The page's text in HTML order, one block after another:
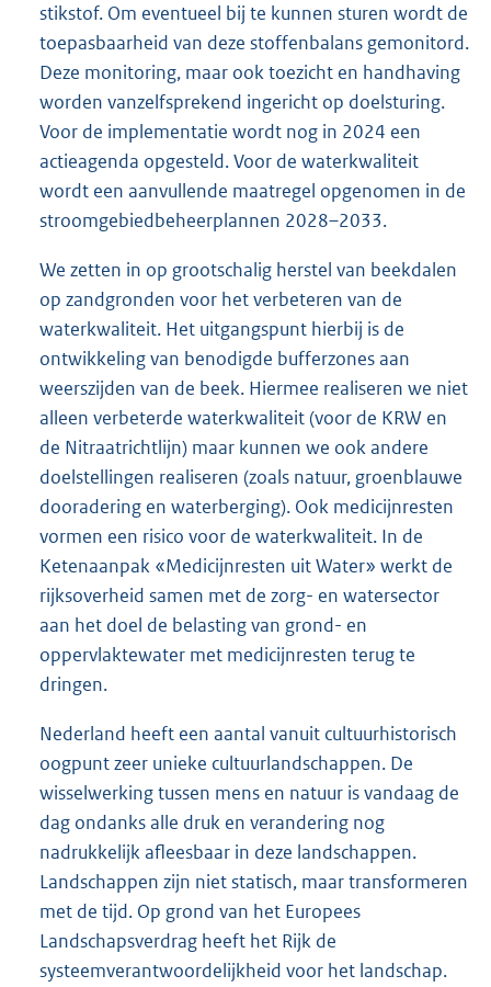
stikstof. Om eventueel bij te kunnen sturen wordt de
toepasbaarheid van deze stoffenbalans gemonitord.
Deze monitoring, maar ook toezicht en handhaving
worden vanzelfsprekend ingericht op doelsturing.
Voor de implementatie wordt nog in 2024 een
actieagenda opgesteld. Voor de waterkwaliteit
wordt een aanvullende maatregel opgenomen in de
stroomgebiedbeheerplannen 2028–2033.
We zetten in op grootschalig herstel van beekdalen
op zandgronden voor het verbeteren van de
waterkwaliteit. Het uitgangspunt hierbij is de
ontwikkeling van benodigde bufferzones aan
weerszijden van de beek. Hiermee realiseren we niet
alleen verbeterde waterkwaliteit (voor de KRW en
de Nitraatrichtlijn) maar kunnen we ook andere
doelstellingen realiseren (zoals natuur, groenblauwe
dooradering en waterberging). Ook medicijnresten
vormen een risico voor de waterkwaliteit. In de
Ketenaanpak «Medicijnresten uit Water» werkt de
rijksoverheid samen met de zorg- en watersector
aan het doel de belasting van grond- en
oppervlaktewater met medicijnresten terug te
dringen.
Nederland heeft een aantal vanuit cultuurhistorisch
oogpunt zeer unieke cultuurlandschappen. De
wisselwerking tussen mens en natuur is vandaag de
dag ondanks alle druk en verandering nog
nadrukkelijk afleesbaar in deze landschappen.
Landschappen zijn niet statisch, maar transformeren
met de tijd. Op grond van het Europees
Landschapsverdrag heeft het Rijk de
systeemverantwoordelijkheid voor het landschap.